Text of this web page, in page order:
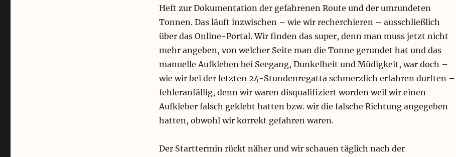
Heft zur Dokumentation der gefahrenen Route und der umrundeten
Tonnen. Das läuft inzwischen – wie wir recherchieren – ausschließlich
über das Online-Portal. Wir finden das super, denn man muss jetzt nicht
mehr angeben, von welcher Seite man die Tonne gerundet hat und das
manuelle Aufkleben bei Seegang, Dunkelheit und Müdigkeit, war doch –
wie wir bei der letzten 24-Stundenregatta schmerzlich erfahren durften –
fehleranfällig, denn wir waren disqualifiziert worden weil wir einen
Aufkleber falsch geklebt hatten bzw. wir die falsche Richtung angegeben
hatten, obwohl wir korrekt gefahren waren.
Der Starttermin rückt näher und wir schauen täglich nach der